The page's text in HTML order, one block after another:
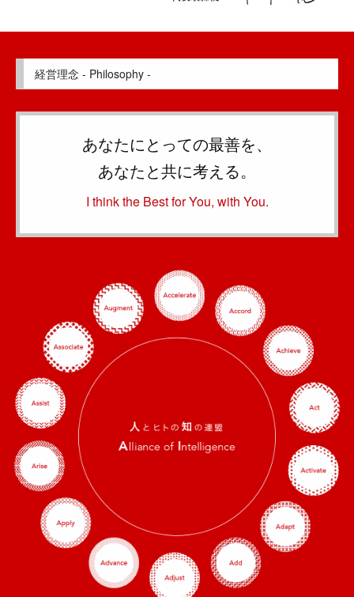
経営理念 - Philosophy -
あなたにとっての最善を、
あなたと共に考える。
I think the Best for You, with You.